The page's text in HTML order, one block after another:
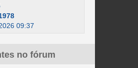
09:37
no fórum